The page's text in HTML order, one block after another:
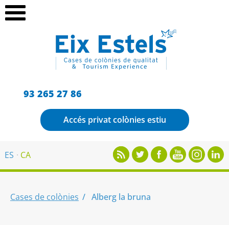
93 265 27 86
Accés privat colònies estiu
ES CA
Cases de colònies Alberg la bruna